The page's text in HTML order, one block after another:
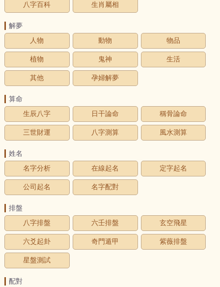
八字百科 生肖屬相
解夢
人物
動物 物品
植物 鬼神 生活
其他 孕婦解夢
算命
生辰八字
日干論命 稱骨論命
三世財運 八字測算 風水測算
姓名
名字分析
在線起名 定字起名
公司起名 名字配對
排盤
八字排盤
六壬排盤 玄空飛星
六爻起卦 奇門遁甲 紫薇排盤
星盤測試
配對